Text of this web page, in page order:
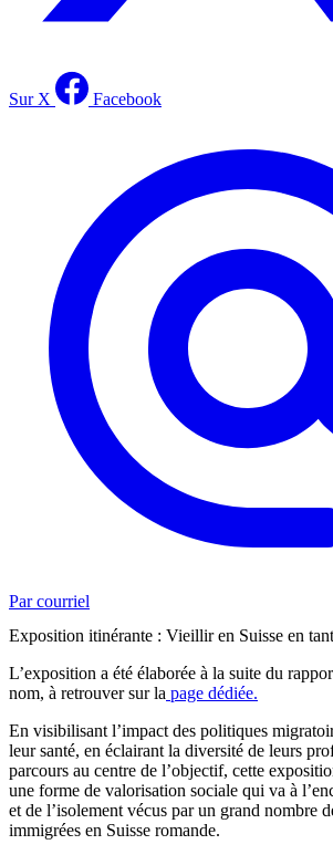
Sur X Facebook
Par courriel
Exposition itinérante : Vieillir en Suisse en
L’exposition a été élaborée à la suite du
nom, à retrouver sur la page dédiée.
En visibilisant l’impact des politiques
leur santé, en éclairant la diversité de leurs
parcours au centre de l’objectif, cette
une forme de valorisation sociale qui va à
et de l’isolement vécus par un grand nombre
immigrées en Suisse romande.